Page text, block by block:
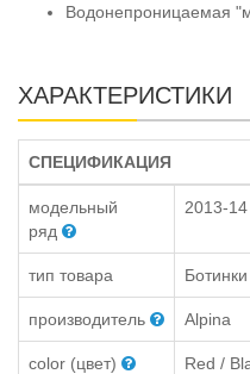
Водонепроницаемая
ХАРАКТЕРИСТИКИ
СПЕЦИФИКАЦИЯ
модельный
ряд
2013-14
тип товара Ботинки
производитель Alpina
color (цвет) Red /